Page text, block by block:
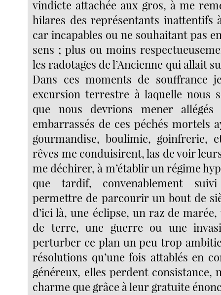
vindicte attachée aux gros, à me
hilares des représentants inattentifs
car incapables ou ne souhaitant pas
sens ; plus ou moins
les radotages de l’Ancienne qui allait
Dans ces moments de souffrance
excursion terrestre à laquelle nous
que nous devrions mener
embarrassés de ces péchés mortels
gourmandise, boulimie, goinfrerie,
rêves me conduisirent, las de voir
me déchirer, à m’établir un régime
que tardif, convenablement
permettre de parcourir un bout de
d’ici là, une éclipse, un raz de
de terre, une guerre ou une
perturber ce plan un peu trop
résolutions qu’une fois attablés en
généreux, elles perdent consistance,
charme que grâce à leur gratuite